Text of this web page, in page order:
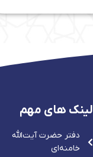
لینک های مهم
دفتر حضرت آيت‌الله‌
خامنه‌ای